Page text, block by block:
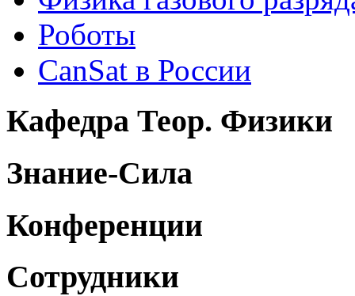
Роботы
CanSat в России
Кафедра Теор. Физики
Знание-Сила
Конференции
Сотрудники